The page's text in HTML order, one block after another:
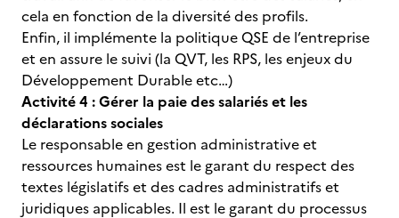
cela en fonction de la diversité des profils.
Enfin, il implémente la politique QSE de l’entreprise
et en assure le suivi (la QVT, les RPS, les enjeux du
Développement Durable etc…)
Activité 4 : Gérer la paie des salariés et les
déclarations sociales
Le responsable en gestion administrative et
ressources humaines est le garant du respect des
textes législatifs et des cadres administratifs et
juridiques applicables. Il est le garant du processus